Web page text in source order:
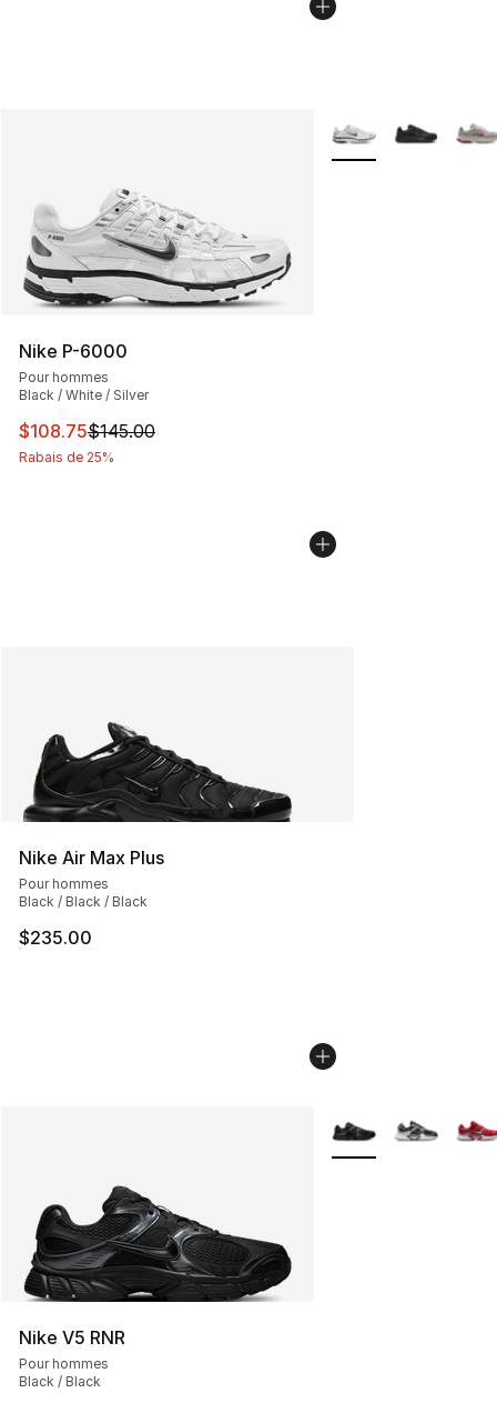
Nike P-6000
Pour hommes
Black / White / Silver
Cet article est en solde. Le prix est passé de $145.00 à
$108.75$145.00
Rabais de 25%
Plus de couleurs
Nike Air Max Plus
Pour hommes
Black / Black / Black
$235.00
Nike V5 RNR
Pour hommes
Black / Black
Plus de couleurs